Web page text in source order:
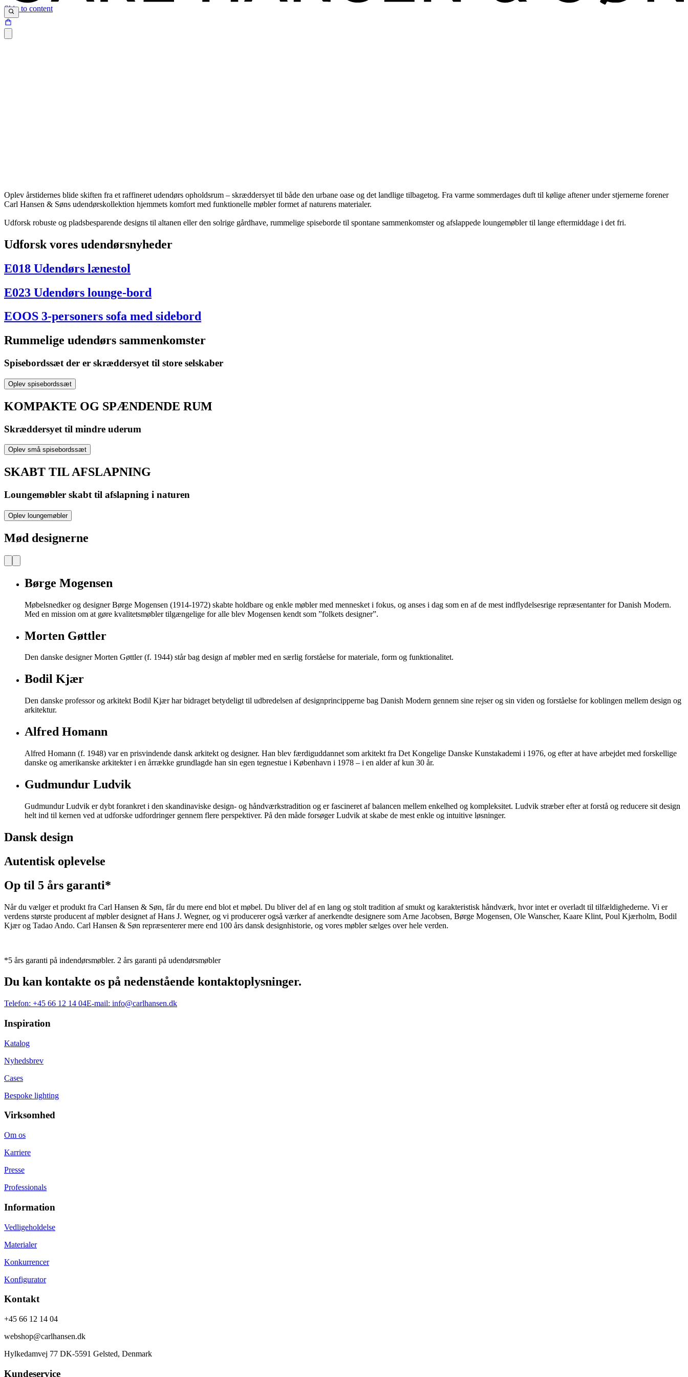
Skip to content
Oplev årstidernes blide skiften fra et raffineret udendørs opholdsrum – skræddersyet til både den urbane oase og det landlige tilbagetog. Fra varme sommerdages duft til kølige aftener under stjernerne forener
Carl Hansen & Søns udendørskollektion hjemmets komfort med funktionelle møbler formet af naturens materialer.
Udforsk robuste og pladsbesparende designs til altanen eller den solrige gårdhave, rummelige spiseborde til spontane sammenkomster og afslappede loungemøbler til lange eftermiddage i det fri.
Udforsk vores udendørsnyheder
E018 Udendørs lænestol
E023 Udendørs lounge-bord
EOOS 3-personers sofa med sidebord
Rummelige udendørs sammenkomster
Spisebordssæt der er skræddersyet til store selskaber
Oplev spisebordssæt
KOMPAKTE OG SPÆNDENDE RUM
Skræddersyet til mindre uderum
Oplev små spisebordssæt
SKABT TIL AFSLAPNING
Loungemøbler skabt til afslapning i naturen
Oplev loungemøbler
Mød designerne
Børge Mogensen
Møbelsnedker og designer Børge Mogensen (1914-1972) skabte holdbare og enkle møbler med mennesket i fokus, og anses i dag som en af de mest indflydelsesrige repræsentanter for Danish Modern.
Med en mission om at gøre kvalitetsmøbler tilgængelige for alle blev Mogensen kendt som ”folkets designer”.
Morten Gøttler
Den danske designer Morten Gøttler (f. 1944) står bag design af møbler med en særlig forståelse for materiale, form og funktionalitet.
Bodil Kjær
Den danske professor og arkitekt Bodil Kjær har bidraget betydeligt til udbredelsen af designprincipperne bag Danish Modern gennem sine rejser og sin viden og forståelse for koblingen mellem design og
arkitektur.
Alfred Homann
Alfred Homann (f. 1948) var en prisvindende dansk arkitekt og designer. Han blev færdiguddannet som arkitekt fra Det Kongelige Danske Kunstakademi i 1976, og efter at have arbejdet med forskellige
danske og amerikanske arkitekter i en årrække grundlagde han sin egen tegnestue i København i 1978 – i en alder af kun 30 år.
Gudmundur Ludvik
Gudmundur Ludvik er dybt forankret i den skandinaviske design- og håndværkstradition og er fascineret af balancen mellem enkelhed og kompleksitet. Ludvik stræber efter at forstå og reducere sit design
helt ind til kernen ved at udforske udfordringer gennem flere perspektiver. På den måde forsøger Ludvik at skabe de mest enkle og intuitive løsninger.
Dansk design
Autentisk oplevelse
Op til 5 års garanti*
Når du vælger et produkt fra Carl Hansen & Søn, får du mere end blot et møbel. Du bliver del af en lang og stolt tradition af smukt og karakteristisk håndværk, hvor intet er overladt til tilfældighederne. Vi er
verdens største producent af møbler designet af Hans J. Wegner, og vi producerer også værker af anerkendte designere som Arne Jacobsen, Børge Mogensen, Ole Wanscher, Kaare Klint, Poul Kjærholm, Bodil
Kjær og Tadao Ando. Carl Hansen & Søn repræsenterer mere end 100 års dansk designhistorie, og vores møbler sælges over hele verden.
*5 års garanti på indendørsmøbler. 2 års garanti på udendørsmøbler
Du kan kontakte os på nedenstående kontaktoplysninger.
Telefon: +45 66 12 14 04E-mail: info@carlhansen.dk
Inspiration
Katalog
Nyhedsbrev
Cases
Bespoke lighting
Virksomhed
Om os
Karriere
Presse
Professionals
Information
Vedligeholdelse
Materialer
Konkurrencer
Konfigurator
Kontakt
+45 66 12 14 04
webshop@carlhansen.dk
Hylkedamvej 77 DK-5591 Gelsted, Denmark
Kundeservice